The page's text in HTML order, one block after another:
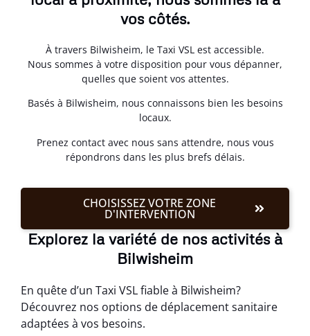
vos côtés.
À travers Bilwisheim, le Taxi VSL est accessible.
Nous sommes à votre disposition pour vous dépanner,
quelles que soient vos attentes.
Basés à Bilwisheim, nous connaissons bien les besoins
locaux.
Prenez contact avec nous sans attendre, nous vous
répondrons dans les plus brefs délais.
CHOISISSEZ VOTRE ZONE
D'INTERVENTION
Explorez la variété de nos activités à
Bilwisheim
En quête d’un Taxi VSL fiable à Bilwisheim?
Découvrez nos options de déplacement sanitaire
adaptées à vos besoins.